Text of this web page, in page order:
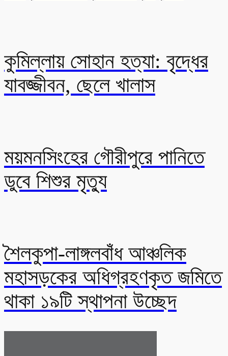
কুমিল্লায় সোহান হত্যা: বৃদ্ধের
যাবজ্জীবন, ছেলে খালাস
ময়মনসিংহের গৌরীপুরে পানিতে
ডুবে শিশুর মৃত্যু
শৈলকুপা-লাঙ্গলবাঁধ আঞ্চলিক
মহাসড়কের অধিগ্রহণকৃত জমিতে
থাকা ১৯টি স্থাপনা উচ্ছেদ